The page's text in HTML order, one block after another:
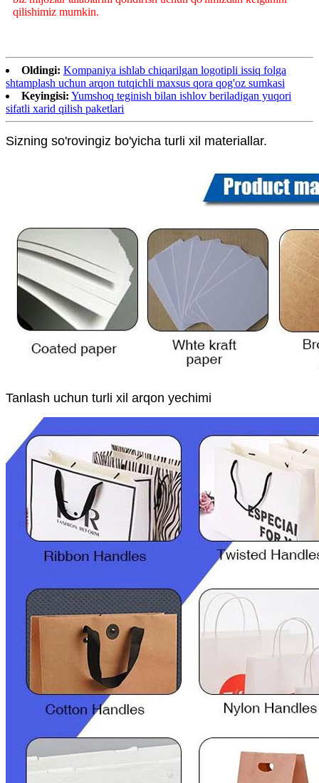
qilishimiz mumkin.
Oldingi: Kompaniya ishlab chiqarilgan logotipli issiq folga
shtamplash uchun arqon tutqichli maxsus qora qog'oz sumkasi
Keyingisi: Yumshoq teginish bilan ishlov beriladigan yuqori
sifatli xarid qilish paketlari
Sizning so'rovingiz bo'yicha turli xil materiallar.
Tanlash uchun turli xil arqon yechimi